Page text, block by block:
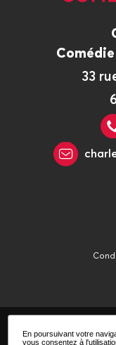
33
En poursuivant votre
vous consentez à